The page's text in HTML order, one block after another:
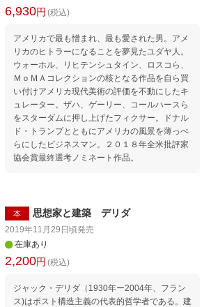
6,930円 (税込)
アメリカで最も憎まれ、最も愛された男。アメ
リカのヒトラーになることを夢見たユダヤ人。
ウォーホル、リヒテンシュタイン、ロスコら、
ＭｏＭＡコレクションの核となる作品を自ら買
い付けアメリカ現代美術の評価を不動にしたキ
ュレーター。ザハ、ゲーリー、コールハースら
をスターダムに押し上げたフィクサー。ドナル
ド・トランプとともにアメリカの風景を薄っぺ
らにしたビジネスマン。２０１８年全米批評家
協会賞最終選考ノミネート作品。
本 思想家と建築 デリダ
2019年11月29日頃発売
在庫あり
2,200円 (税込)
ジャック・デリダ（1930年ー2004年、フラン
ス)はポスト構造主義の代表的哲学者である。建